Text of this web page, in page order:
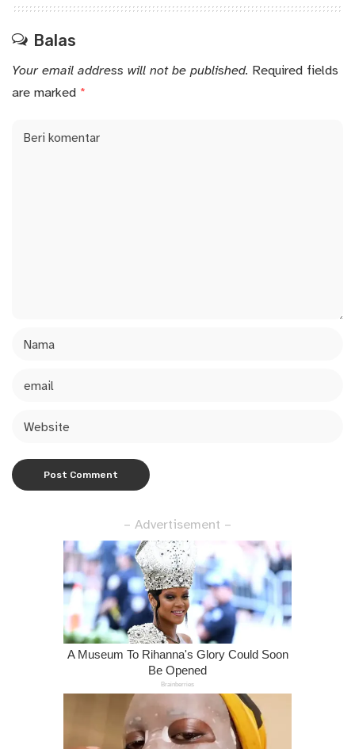
Balas
Your email address will not be published. Required fields
are marked *
– Advertisement –